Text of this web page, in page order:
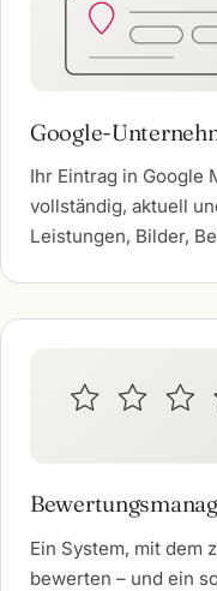
Google-
Ihr Eintrag in Google
vollständig, aktuell
Leistungen, Bilder,
Ein System, mit dem
bewerten – und ein